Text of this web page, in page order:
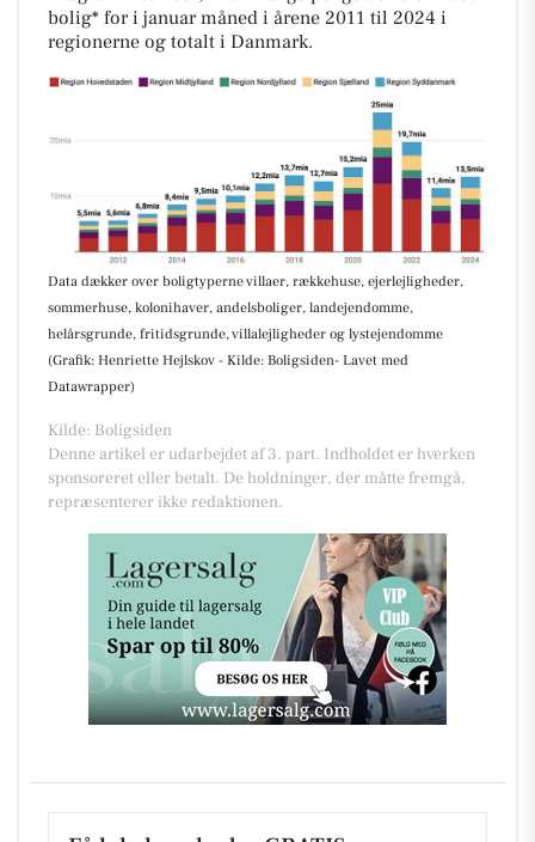
bolig* for i januar måned i årene 2011 til 2024 i
regionerne og totalt i Danmark.
Data dækker over boligtyperne villaer, rækkehuse, ejerlejligheder,
sommerhuse, kolonihaver, andelsboliger, landejendomme,
helårsgrunde, fritidsgrunde, villalejligheder og lystejendomme
(Grafik: Henriette Hejlskov - Kilde: Boligsiden- Lavet med
Datawrapper)
Kilde: Boligsiden
Denne artikel er udarbejdet af 3. part. Indholdet er hverken
sponsoreret eller betalt. De holdninger, der måtte fremgå,
repræsenterer ikke redaktionen.